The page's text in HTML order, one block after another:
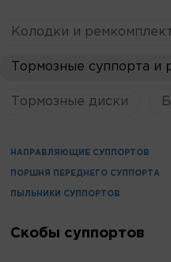
Колодки и
Тормозные суппорта и
Тормозные диски
НАПРАВЛЯЮЩИЕ СУППОРТОВ
ПОРШНЯ ПЕРЕДНЕГО СУППОРТА
ПЫЛЬНИКИ СУППОРТОВ
Скобы суппортов